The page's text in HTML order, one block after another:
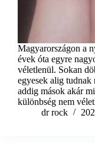
Magyarországon a
évek óta egyre
véletlenül. Sokan
egyesek alig tudnak
addig mások akár
különbség nem
dr rock